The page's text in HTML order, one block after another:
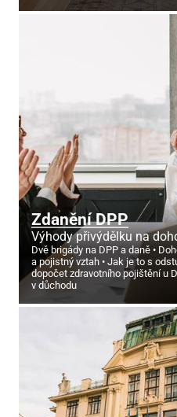
Zdanění DPP
Výhody přivýdělku na
Dvě brigády na DPP a daně
a pojistný vztah
Jak je to s
dopočet zdravotního pojištění u
v důchodu